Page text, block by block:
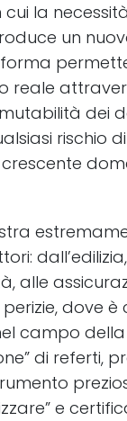
cui la
un
reale
rischio
alle
dove
campo
di referti,
e